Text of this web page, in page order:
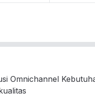
Omnichannel